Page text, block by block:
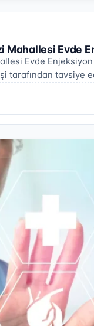
Evde
Evde
tarafından tavsiye